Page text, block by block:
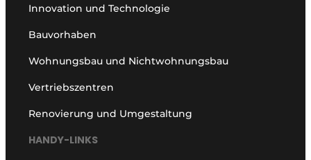
Innovation und Technologie
Bauvorhaben
Wohnungsbau und Nichtwohnungsbau
Vertriebszentren
Renovierung und Umgestaltung
HANDY-LINKS